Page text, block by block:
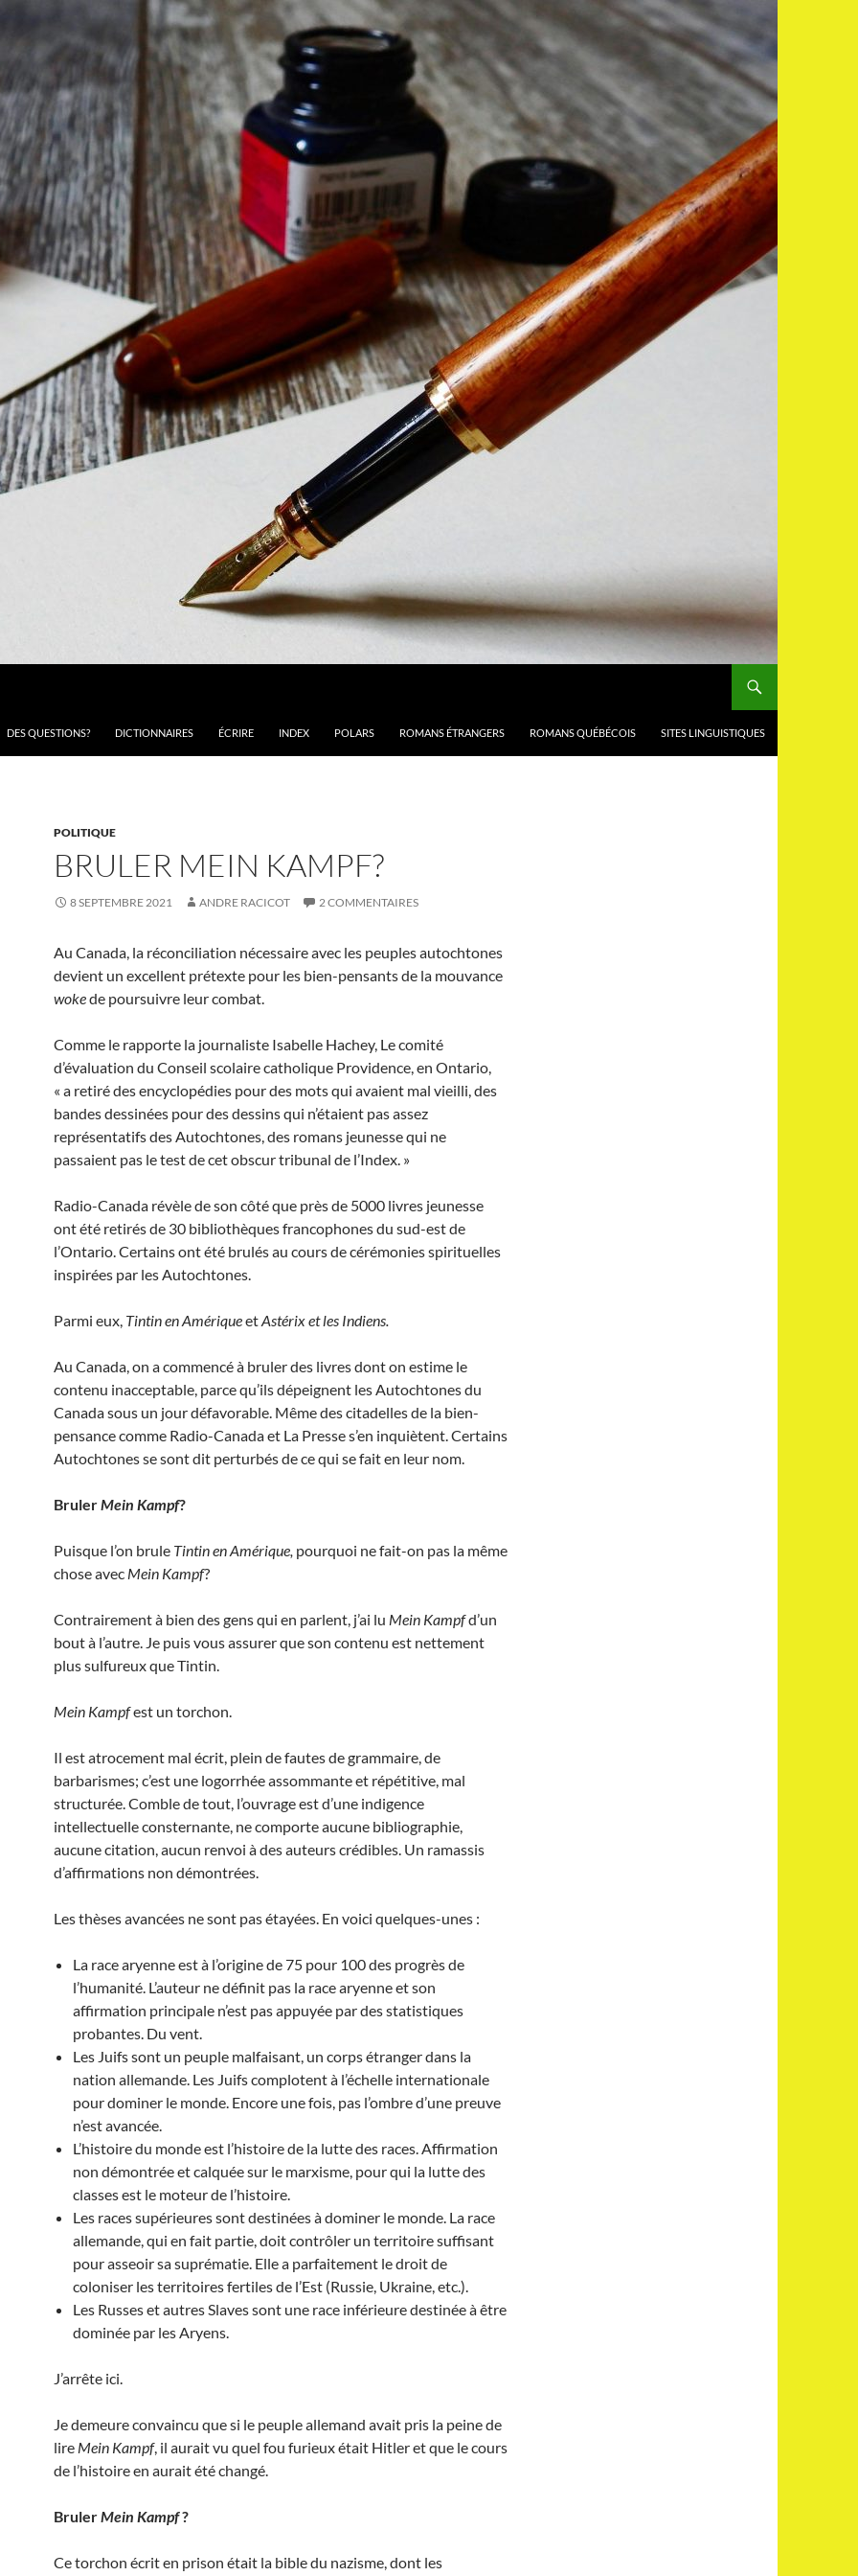
DES QUESTIONS? DICTIONNAIRES ÉCRIRE INDEX POLARS ROMANS ÉTRANGERS ROMANS QUÉBÉCOIS SITES LINGUISTIQUES
POLITIQUE
BRULER MEIN KAMPF?
8 SEPTEMBRE 2021 ANDRE RACICOT 2 COMMENTAIRES
Au Canada, la réconciliation nécessaire avec les peuples autochtones
devient un excellent prétexte pour les bien-pensants de la mouvance
wokede poursuivre leur combat.
Comme le rapporte la journaliste Isabelle Hachey, Le comité
d’évaluation du Conseil scolaire catholique Providence, en Ontario,
« a retiré des encyclopédies pour des mots qui avaient mal vieilli, des
bandes dessinées pour des dessins qui n’étaient pas assez
représentatifs des Autochtones, des romans jeunesse qui ne
passaient pas le test de cet obscur tribunal de l’Index. »
Radio-Canada révèle de son côté que près de 5000 livres jeunesse
ont été retirés de 30 bibliothèques francophones du sud-est de
l’Ontario. Certains ont été brulés au cours de cérémonies spirituelles
inspirées par les Autochtones.
Parmi eux, Tintin en AmériqueetAstérix et les Indiens.
Au Canada, on a commencé à bruler des livres dont on estime le
contenu inacceptable, parce qu’ils dépeignent les Autochtones du
Canada sous un jour défavorable. Même des citadelles de la bien-
pensance comme Radio-Canada et La Presse s’en inquiètent. Certains
Autochtones se sont dit perturbés de ce qui se fait en leur nom.
BrulerMein Kampf?
Puisque l’on brule Tintin en Amérique, pourquoi ne fait-on pas la même
chose avec Mein Kampf?
Contrairement à bien des gens qui en parlent, j’ai lu Mein Kampfd’un
bout à l’autre. Je puis vous assurer que son contenu est nettement
plus sulfureux que Tintin.
Mein Kampfest un torchon.
Il est atrocement mal écrit, plein de fautes de grammaire, de
barbarismes; c’est une logorrhée assommante et répétitive, mal
structurée. Comble de tout, l’ouvrage est d’une indigence
intellectuelle consternante, ne comporte aucune bibliographie,
aucune citation, aucun renvoi à des auteurs crédibles. Un ramassis
d’affirmations non démontrées.
Les thèses avancées ne sont pas étayées. En voici quelques-unes :
La race aryenne est à l’origine de 75 pour 100 des progrès de
l’humanité. L’auteur ne définit pas la race aryenne et son
affirmation principale n’est pas appuyée par des statistiques
probantes. Du vent.
Les Juifs sont un peuple malfaisant, un corps étranger dans la
nation allemande. Les Juifs complotent à l’échelle internationale
pour dominer le monde. Encore une fois, pas l’ombre d’une preuve
n’est avancée.
L’histoire du monde est l’histoire de la lutte des races. Affirmation
non démontrée et calquée sur le marxisme, pour qui la lutte des
classes est le moteur de l’histoire.
Les races supérieures sont destinées à dominer le monde. La race
allemande, qui en fait partie, doit contrôler un territoire suffisant
pour asseoir sa suprématie. Elle a parfaitement le droit de
coloniser les territoires fertiles de l’Est (Russie, Ukraine, etc.).
Les Russes et autres Slaves sont une race inférieure destinée à être
dominée par les Aryens.
J’arrête ici.
Je demeure convaincu que si le peuple allemand avait pris la peine de
lire Mein Kampf, il aurait vu quel fou furieux était Hitler et que le cours
de l’histoire en aurait été changé.
BrulerMein Kampf?
Ce torchon écrit en prison était la bible du nazisme, dont les